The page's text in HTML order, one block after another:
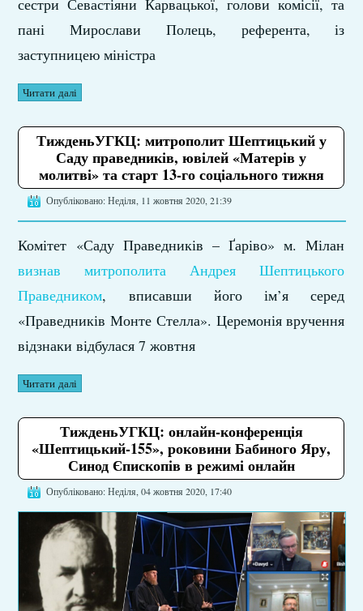
сестри Севастіяни Карвацької, голови комісії, та
пані Мирослави Полець, референта, із
заступницею міністра
Читати далі
ТижденьУГКЦ: митрополит Шептицький у
Саду праведників, ювілей «Матерів у
молитві» та старт 13-го соціального тижня
Опубліковано: Неділя, 11 жовтня 2020, 21:39
Комітет «Саду Праведників – Ґаріво» м. Мілан
визнав митрополита Андрея Шептицького
Праведником, вписавши його ім’я серед
«Праведників Монте Стелла». Церемонія вручення
відзнаки відбулася 7 жовтня
Читати далі
ТижденьУГКЦ: онлайн-конференція
«Шептицький-155», роковини Бабиного Яру,
Синод Єпископів в режимі онлайн
Опубліковано: Неділя, 04 жовтня 2020, 17:40